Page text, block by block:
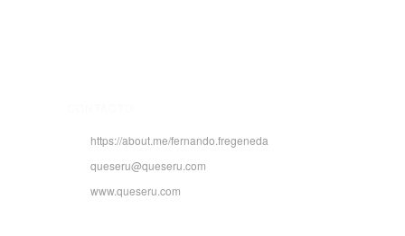
https://about.me/fernando.fregeneda
queseru@queseru.com
www.queseru.com